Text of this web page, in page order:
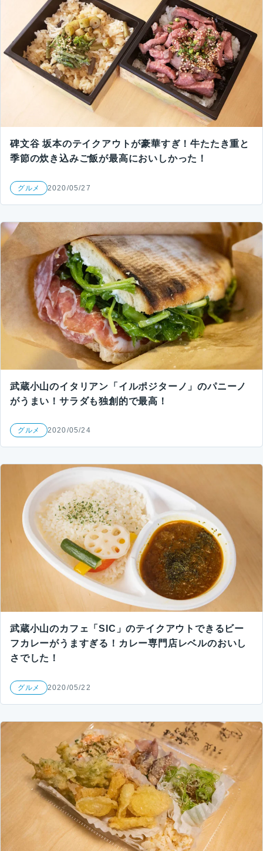
碑文谷 坂本のテイクアウトが豪華すぎ！牛たたき重と
季節の炊き込みご飯が最高においしかった！
グルメ 2020/05/27
武蔵小山のイタリアン「イルポジターノ」のパニーノ
がうまい！サラダも独創的で最高！
グルメ 2020/05/24
武蔵小山のカフェ「SIC」のテイクアウトできるビー
フカレーがうますぎる！カレー専門店レベルのおいし
さでした！
グルメ 2020/05/22